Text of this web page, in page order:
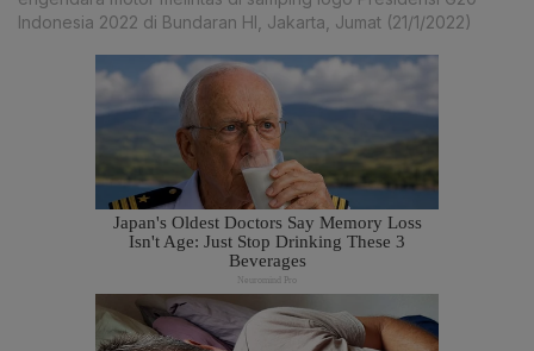
Indonesia 2022 di Bundaran HI, Jakarta, Jumat (21/1/2022)